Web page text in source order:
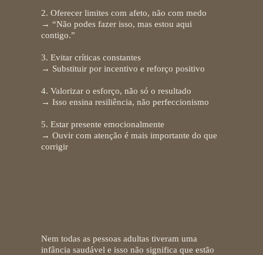
2. Oferecer limites com afeto, não com medo
→ “Não podes fazer isso, mas estou aqui
contigo.”
3. Evitar críticas constantes
→ Substituir por incentivo e reforço positivo
4. Valorizar o esforço, não só o resultado
→ Isso ensina resiliência, não perfeccionismo
5. Estar presente emocionalmente
→ Ouvir com atenção é mais importante do que
corrigir
Nem todas as pessoas adultas tiveram uma
infância saudável e isso não significa que estão